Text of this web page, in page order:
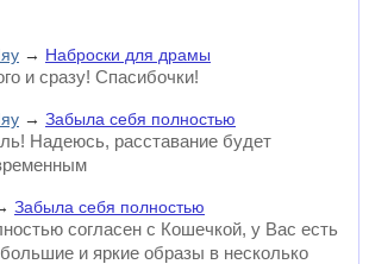
→ Наброски для драмы
и сразу! Спасибочки!
→ Забыла себя полностью
Надеюсь, расставание будет
Забыла себя полностью
согласен с Кошечкой, у Вас есть
и яркие образы в несколько